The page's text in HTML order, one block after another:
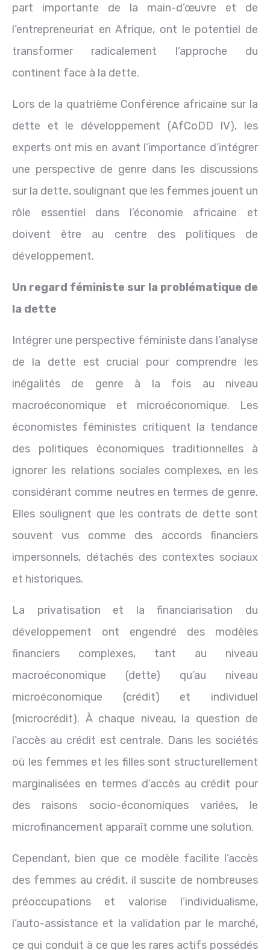
part importante de la main-d’œuvre et de
l’entrepreneuriat en Afrique, ont le potentiel de
transformer radicalement l’approche du
continent face à la dette.
Lors de la quatrième Conférence africaine sur la
dette et le développement (AfCoDD IV), les
experts ont mis en avant l’importance d’intégrer
une perspective de genre dans les discussions
sur la dette, soulignant que les femmes jouent un
rôle essentiel dans l’économie africaine et
doivent être au centre des politiques de
développement.
Un regard féministe sur la problématique de
la dette
Intégrer une perspective féministe dans l’analyse
de la dette est crucial pour comprendre les
inégalités de genre à la fois au niveau
macroéconomique et microéconomique. Les
économistes féministes critiquent la tendance
des politiques économiques traditionnelles à
ignorer les relations sociales complexes, en les
considérant comme neutres en termes de genre.
Elles soulignent que les contrats de dette sont
souvent vus comme des accords financiers
impersonnels, détachés des contextes sociaux
et historiques.
La privatisation et la financiarisation du
développement ont engendré des modèles
financiers complexes, tant au niveau
macroéconomique (dette) qu’au niveau
microéconomique (crédit) et individuel
(microcrédit). À chaque niveau, la question de
l’accès au crédit est centrale. Dans les sociétés
où les femmes et les filles sont structurellement
marginalisées en termes d’accès au crédit pour
des raisons socio-économiques variées, le
microfinancement apparaît comme une solution.
Cependant, bien que ce modèle facilite l’accès
des femmes au crédit, il suscite de nombreuses
préoccupations et valorise l’individualisme,
l’auto-assistance et la validation par le marché,
ce qui conduit à ce que les rares actifs possédés